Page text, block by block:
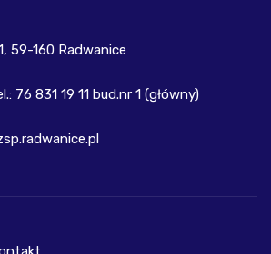
59-160 Radwanice
76 831 19 11 bud.nr 1 (główny)